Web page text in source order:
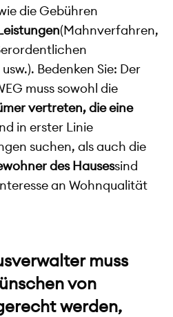
die Gebühren
(Mahnverfahren,
Bedenken Sie: Der
muss sowohl die
vertreten, die eine
in erster Linie
suchen, als auch die
des Hausessind
an Wohnqualität
muss
von
werden,